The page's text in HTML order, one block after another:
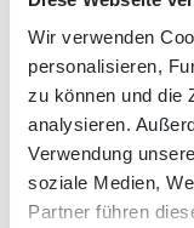
Wir verwenden
personalisieren,
zu können und die
analysieren.
Verwendung
soziale Medien,
Partner führen
Telefon
+41 (0)41 419
E-Mail